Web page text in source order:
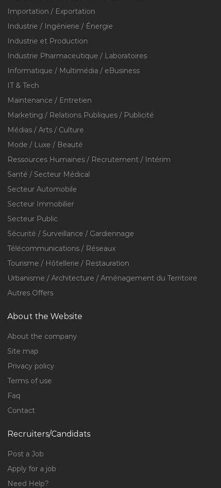
Importation / Exportation
Industrie / Ingénierie / Énergie
Industrie et Production
Industrie Pharmaceutique / Laboratoires
Informatique / Multimédia / eBusiness
IT & Tech
Maintenance / Entretien
Marketing / Relations Publiques / Publicité
Médias / Arts / Culture
Mode / Luxe / Beauté
Ressources Humaines / Recrutement / Intérim
Santé / Secteur Médical
Secteur Automobile
Secteur Immobilier
Secteur Public
Sécurité / Surveillance / Gardiennage
Télécommunications / Réseaux
Tourisme / Hôtellerie / Restauration
Urbanisme / Architecture / Aménagement du Territoire
Autres Offers
About the Website
About the company
Site map
Privacy policy
Terms of use
Faq
Contact
Recruiters/Candidats
Post a Job
Apply for a job
Need Help?